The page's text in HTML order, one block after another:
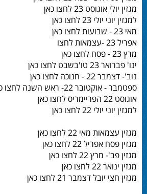
מגזין יולי אוגוסט 23 לחצו כאן
למגזין יוני יולי 23 לחצו כאן
מאי 23 - שבועות לחצו כאן
אפריל 23 -עצמאות לחצו
מרץ 23 - פסח לחצו כאן
ינו' פברואר 23 טו'בשבט לחצו כאן
נוב'- דצמבר 22 - חנוכה לחצו כאן
ספטמבר - אוקטובר 22- ראש השנה לחצו כאן
אוגוסט 22 הפריימריס לחצו כאן
למגזין יוני יולי 22 לחצו כאן
מגזין עצמאות מאי 22 לחצו כאן
מגזין פסח אפריל 22 לחצו כאן
מגזין פב'- מרץ 22 לחצו כאן
מגזין ינואר 22 לחצו כאן
מגזין חצי יובל דצמבר 21 לחצו כאן